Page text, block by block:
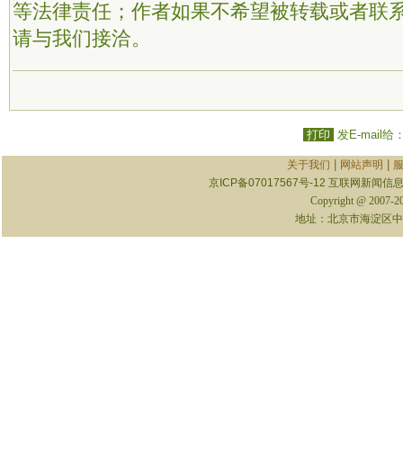
等法律责任；作者如果不希望被转载或者联
请与我们接洽。
打印 发E-mail给
关于我们 网站声明
京ICP备07017567号-12 互联网新闻信
Copyright @ 2007-
地址：北京市海淀区